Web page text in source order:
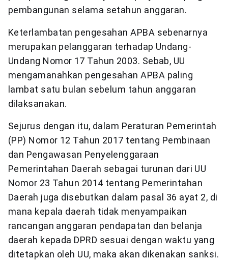
pembangunan selama setahun anggaran.
Keterlambatan pengesahan APBA sebenarnya
merupakan pelanggaran terhadap Undang-
Undang Nomor 17 Tahun 2003. Sebab, UU
mengamanahkan pengesahan APBA paling
lambat satu bulan sebelum tahun anggaran
dilaksanakan.
Sejurus dengan itu, dalam Peraturan Pemerintah
(PP) Nomor 12 Tahun 2017 tentang Pembinaan
dan Pengawasan Penyelenggaraan
Pemerintahan Daerah sebagai turunan dari UU
Nomor 23 Tahun 2014 tentang Pemerintahan
Daerah juga disebutkan dalam pasal 36 ayat 2, di
mana kepala daerah tidak menyampaikan
rancangan anggaran pendapatan dan belanja
daerah kepada DPRD sesuai dengan waktu yang
ditetapkan oleh UU, maka akan dikenakan sanksi.